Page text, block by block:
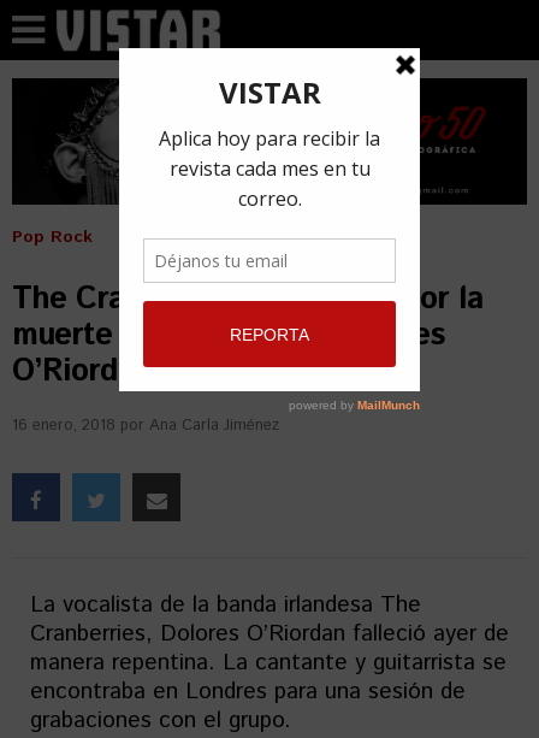
Pop Rock
The Cranberries devastado por la
muerte de su vocalista Dolores
O’Riordan
16 enero, 2018 por Ana Carla Jiménez
La vocalista de la banda irlandesa The
Cranberries, Dolores O’Riordan falleció ayer de
manera repentina. La cantante y guitarrista se
encontraba en Londres para una sesión de
grabaciones con el grupo.